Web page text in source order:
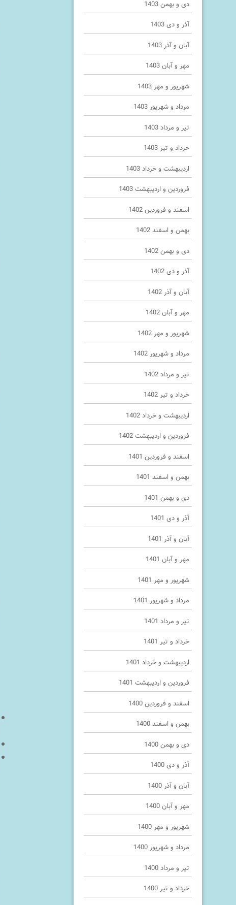
دی و بهمن 1403
آذر و دی 1403
آبان و آذر 1403
مهر و آبان 1403
شهریور و مهر 1403
مرداد و شهریور 1403
تیر و مرداد 1403
خرداد و تیر 1403
اردیبهشت و خرداد 1403
فروردین و اردیبهشت 1403
اسفند و فروردین 1402
بهمن و اسفند 1402
دی و بهمن 1402
آذر و دی 1402
آبان و آذر 1402
مهر و آبان 1402
شهریور و مهر 1402
مرداد و شهریور 1402
تیر و مرداد 1402
خرداد و تیر 1402
اردیبهشت و خرداد 1402
فروردین و اردیبهشت 1402
اسفند و فروردین 1401
بهمن و اسفند 1401
دی و بهمن 1401
آذر و دی 1401
آبان و آذر 1401
مهر و آبان 1401
شهریور و مهر 1401
مرداد و شهریور 1401
تیر و مرداد 1401
خرداد و تیر 1401
اردیبهشت و خرداد 1401
فروردین و اردیبهشت 1401
اسفند و فروردین 1400
بهمن و اسفند 1400
دی و بهمن 1400
آذر و دی 1400
آبان و آذر 1400
مهر و آبان 1400
شهریور و مهر 1400
مرداد و شهریور 1400
تیر و مرداد 1400
خرداد و تیر 1400